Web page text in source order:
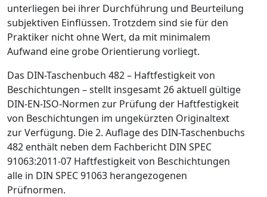
unterliegen bei ihrer Durchführung und Beurteilung
subjektiven Einflüssen. Trotzdem sind sie für den
Praktiker nicht ohne Wert, da mit minimalem
Aufwand eine grobe Orientierung vorliegt.
Das DIN-Taschenbuch 482 – Haftfestigkeit von
Beschichtungen – stellt insgesamt 26 aktuell gültige
DIN-EN-ISO-Normen zur Prüfung der Haftfestigkeit
von Beschichtungen im ungekürzten Originaltext
zur Verfügung. Die 2. Auflage des DIN-Taschenbuchs
482 enthält neben dem Fachbericht DIN SPEC
91063:2011-07 Haftfestigkeit von Beschichtungen
alle in DIN SPEC 91063 herangezogenen
Prüfnormen.